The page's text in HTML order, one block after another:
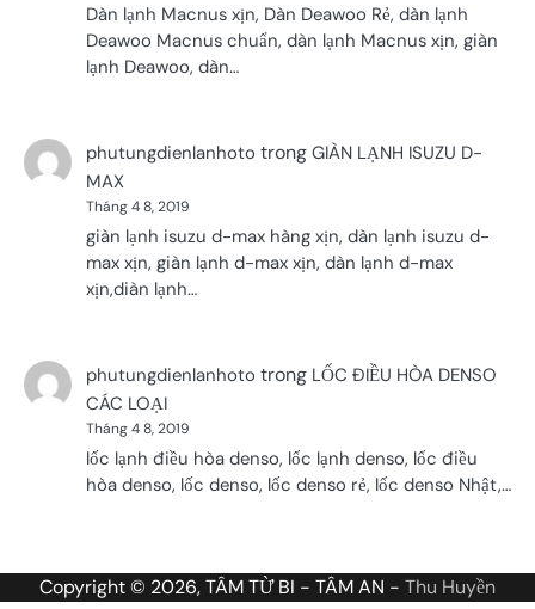
Dàn lạnh Macnus xịn, Dàn Deawoo Rẻ, dàn lạnh
Deawoo Macnus chuẩn, dàn lạnh Macnus xịn, giàn
lạnh Deawoo, dàn…
phutungdienlanhoto trong GIÀN LẠNH ISUZU D-
MAX
Tháng 4 8, 2019
giàn lạnh isuzu d-max hàng xịn, dàn lạnh isuzu d-
max xịn, giàn lạnh d-max xịn, dàn lạnh d-max
xịn,diàn lạnh…
phutungdienlanhoto trong LỐC ĐIỀU HÒA DENSO
CÁC LOẠI
Tháng 4 8, 2019
lốc lạnh điều hòa denso, lốc lạnh denso, lốc điều
hòa denso, lốc denso, lốc denso rẻ, lốc denso Nhật,…
Copyright © 2026, TÂM TỪ BI - TÂM AN - Thu Huyền